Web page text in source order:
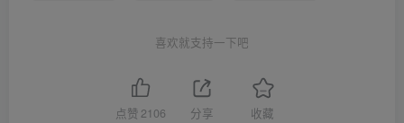
喜欢就支持一下吧
点赞 2106 分享 收藏